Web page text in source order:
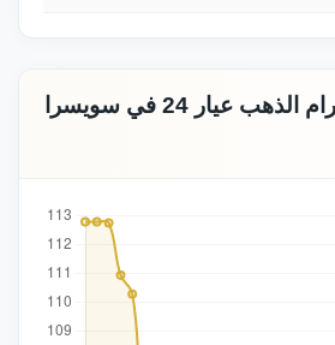
📊 مؤشر سعر جرام الذهب عيار 24 في سويسرا